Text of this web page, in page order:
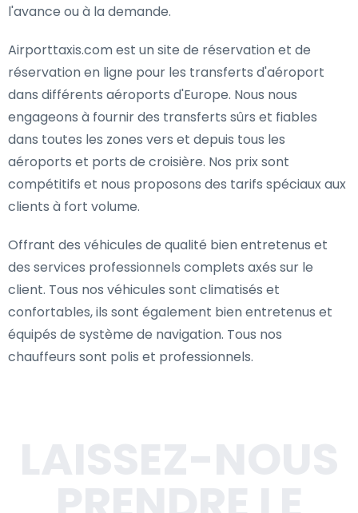
l'avance ou à la demande.
Airporttaxis.com est un site de réservation et de
réservation en ligne pour les transferts d'aéroport
dans différents aéroports d'Europe. Nous nous
engageons à fournir des transferts sûrs et fiables
dans toutes les zones vers et depuis tous les
aéroports et ports de croisière. Nos prix sont
compétitifs et nous proposons des tarifs spéciaux aux
clients à fort volume.
Offrant des véhicules de qualité bien entretenus et
des services professionnels complets axés sur le
client. Tous nos véhicules sont climatisés et
confortables, ils sont également bien entretenus et
équipés de système de navigation. Tous nos
chauffeurs sont polis et professionnels.